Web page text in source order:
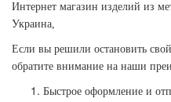
Интернет магазин изделий из
Украина,
Если вы решили остановить
обратите внимание на наши
Быстрое оформление и